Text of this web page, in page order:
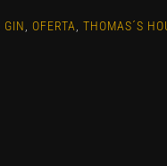
GIN OFERTA THOMAS´S